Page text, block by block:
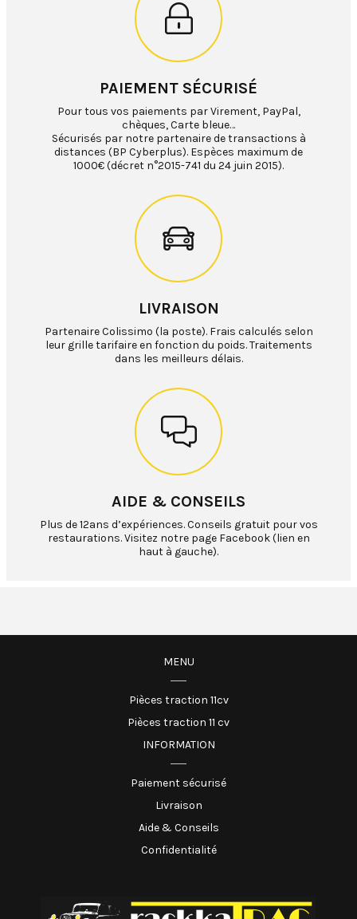
PAIEMENT SÉCURISÉ
Pour tous vos paiements par Virement, PayPal,
chèques, Carte bleue…
Sécurisés par notre partenaire de transactions à
distances (BP Cyberplus). Espèces maximum de
1000€ (décret n°2015-741 du 24 juin 2015).
LIVRAISON
Partenaire Colissimo (la poste). Frais calculés selon
leur grille tarifaire en fonction du poids. Traitements
dans les meilleurs délais.
AIDE & CONSEILS
Plus de 12ans d’expériences. Conseils gratuit pour vos
restaurations. Visitez notre page Facebook (lien en
haut à gauche).
MENU
Pièces traction 11cv
Pièces traction 11 cv
INFORMATION
Paiement sécurisé
Livraison
Aide & Conseils
Confidentialité